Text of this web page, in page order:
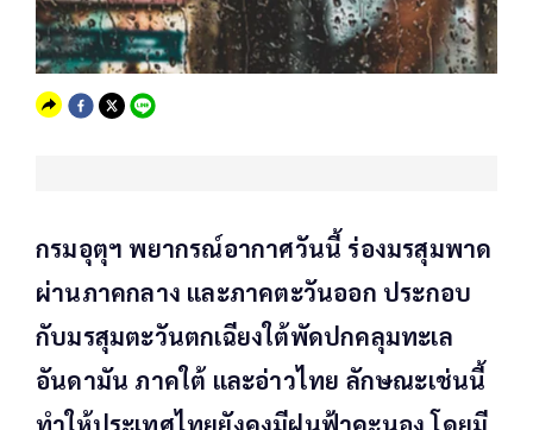
กรมอุตุฯ พยากรณ์อากาศวันนี้ ร่องมรสุมพาด
ผ่านภาคกลาง และภาคตะวันออก ประกอบ
กับมรสุมตะวันตกเฉียงใต้พัดปกคลุมทะเล
อันดามัน ภาคใต้ และอ่าวไทย ลักษณะเช่นนี้